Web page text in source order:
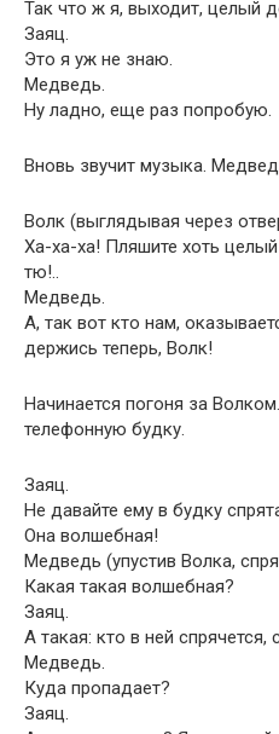
Так что ж я, выходит, целый
Заяц.
Это я уж не знаю.
Медведь.
Ну ладно, еще раз попробую.
Вновь звучит музыка.
Волк (выглядывая через
Ха-ха-ха! Пляшите хоть
тю!..
Медведь.
А, так вот кто нам,
держись теперь, Волк!
Начинается погоня за
телефонную будку.
Заяц.
Не давайте ему в будку
Она волшебная!
Медведь (упустив Волка,
Какая такая волшебная?
Заяц.
А такая: кто в ней спрячется,
Медведь.
Куда пропадает?
Заяц.